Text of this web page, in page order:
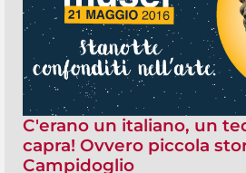
C'erano un italiano, un
capra! Ovvero piccola
Campidoglio